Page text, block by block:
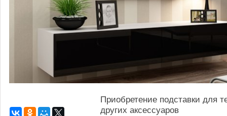
Приобретение подставки для
других аксессуаров